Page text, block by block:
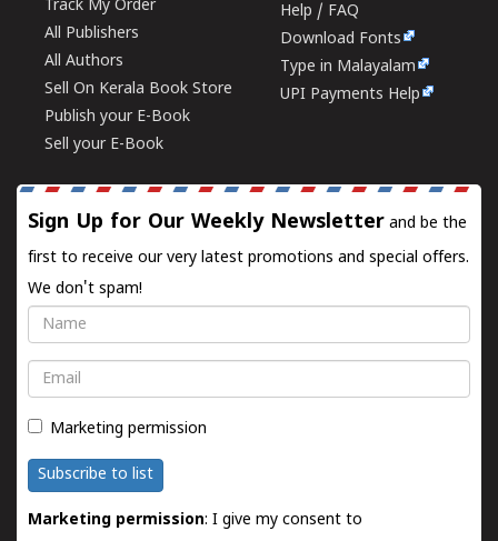
Track My Order
All Publishers
All Authors
Sell On Kerala Book Store
Publish your E-Book
Sell your E-Book
Help / FAQ
Download Fonts
Type in Malayalam
UPI Payments Help
Sign Up for Our Weekly Newsletter and be the
first to receive our very latest promotions and special offers.
We don't spam!
Name
Email
Marketing permission
Subscribe to list
Marketing permission: I give my consent to